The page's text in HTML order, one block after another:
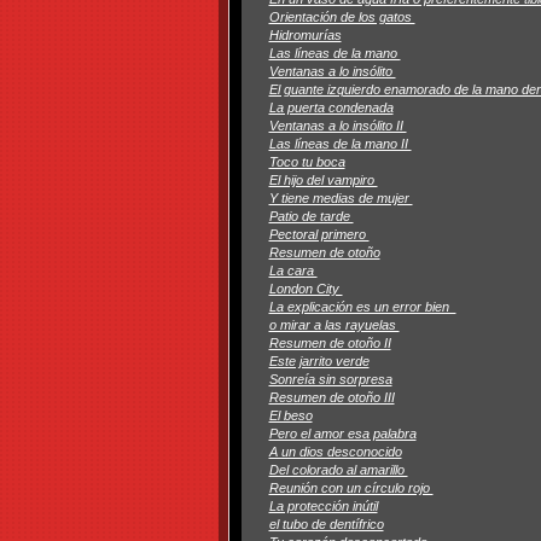
Orientación de los gatos
Hidromurías
Las líneas de la mano
Ventanas a lo insólito
El guante izquierdo enamorado de la mano
La puerta condenada
Ventanas a lo insólito II
Las líneas de la mano II
Toco tu boca
El hijo del vampiro
Y tiene medias de mujer
Patio de tarde
Pectoral primero
Resumen de otoño
La cara
London City
La explicación es un error bien
o mirar a las rayuelas
Resumen de otoño II
Este jarrito verde
Sonreía sin sorpresa
Resumen de otoño III
El beso
Pero el amor esa palabra
A un dios desconocido
Del colorado al amarillo
Reunión con un círculo rojo
La protección inútil
el tubo de dentífrico